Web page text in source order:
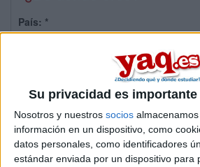
Su privacidad es
Nosotros y nuestros socios
información en un dispositivo, como
datos personales, como identificadores
estándar enviada por un dispositivo para
País: *
Sobre ti